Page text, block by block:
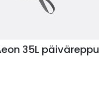
35L päiväreppu